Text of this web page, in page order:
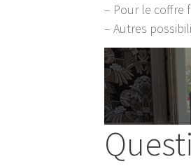
– Pour le coffre
– Autres